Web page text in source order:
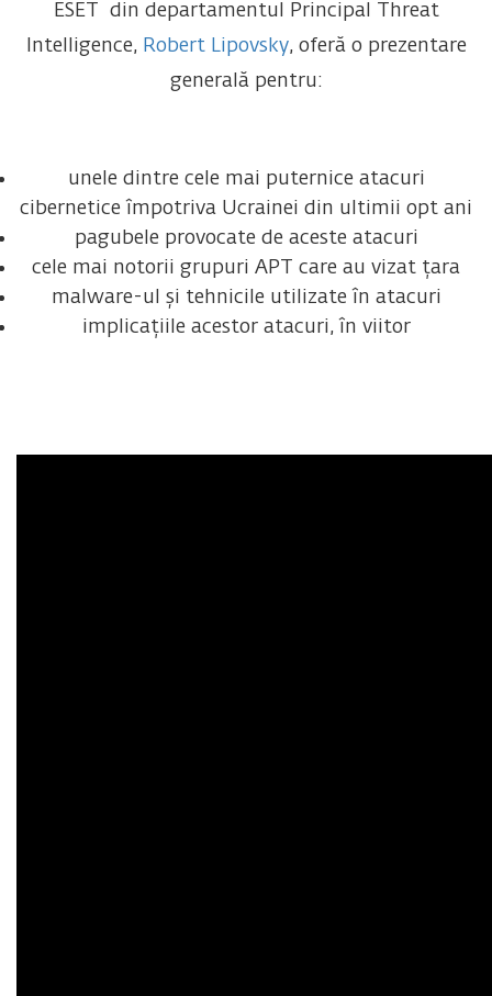
ESET din departamentul Principal Threat
Intelligence, Robert Lipovsky, oferă o prezentare
generală pentru:
unele dintre cele mai puternice atacuri
cibernetice împotriva Ucrainei din ultimii opt ani
pagubele provocate de aceste atacuri
cele mai notorii grupuri APT care au vizat țara
malware-ul și tehnicile utilizate în atacuri
implicațiile acestor atacuri, în viitor